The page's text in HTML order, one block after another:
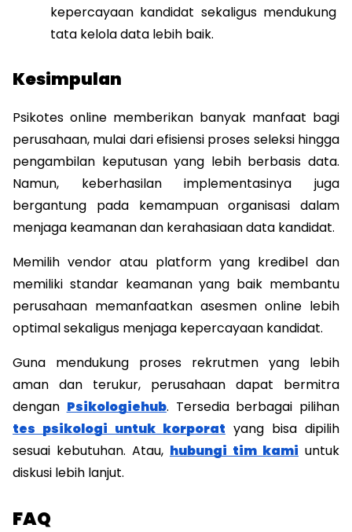
kepercayaan kandidat sekaligus mendukung
tata kelola data lebih baik.
Kesimpulan
Psikotes online memberikan banyak manfaat bagi
perusahaan, mulai dari efisiensi proses seleksi hingga
pengambilan keputusan yang lebih berbasis data.
Namun, keberhasilan implementasinya juga
bergantung pada kemampuan organisasi dalam
menjaga keamanan dan kerahasiaan data kandidat.
Memilih vendor atau platform yang kredibel dan
memiliki standar keamanan yang baik membantu
perusahaan memanfaatkan asesmen online lebih
optimal sekaligus menjaga kepercayaan kandidat.
Guna mendukung proses rekrutmen yang lebih
aman dan terukur, perusahaan dapat bermitra
dengan Psikologiehub
tes psikologi untuk korporat yang bisa dipilih
sesuai kebutuhan. Atau, hubungi tim kami untuk
diskusi lebih lanjut.
FAQ